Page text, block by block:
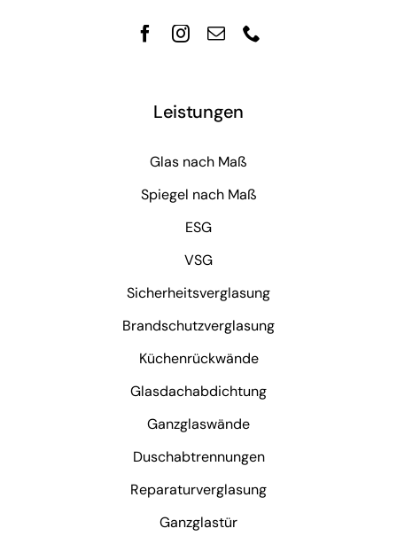
Leistungen
Glas nach Maß
Spiegel nach Maß
ESG
VSG
Sicherheitsverglasung
Brandschutzverglasung
Küchenrückwände
Glasdachabdichtung
Ganzglaswände
Duschabtrennungen
Reparaturverglasung
Ganzglastür